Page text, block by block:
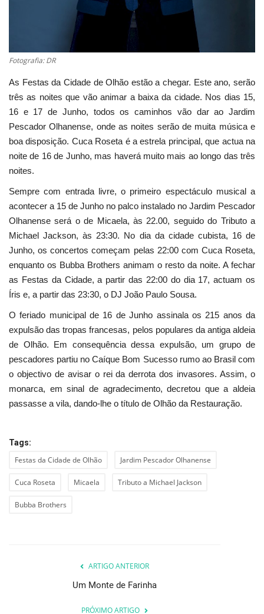
Fotografia: DR
As Festas da Cidade de Olhão estão a chegar. Este ano, serão
três as noites que vão animar a baixa da cidade. Nos dias 15,
16 e 17 de Junho, todos os caminhos vão dar ao Jardim
Pescador Olhanense, onde as noites serão de muita música e
boa disposição. Cuca Roseta é a estrela principal, que actua na
noite de 16 de Junho, mas haverá muito mais ao longo das três
noites.
Sempre com entrada livre, o primeiro espectáculo musical a
acontecer a 15 de Junho no palco instalado no Jardim Pescador
Olhanense será o de Micaela, às 22.00, seguido do Tributo a
Michael Jackson, às 23:30. No dia da cidade cubista, 16 de
Junho, os concertos começam pelas 22:00 com Cuca Roseta,
enquanto os Bubba Brothers animam o resto da noite. A fechar
as Festas da Cidade, a partir das 22:00 do dia 17, actuam os
Íris e, a partir das 23:30, o DJ João Paulo Sousa.
O feriado municipal de 16 de Junho assinala os 215 anos da
expulsão das tropas francesas, pelos populares da antiga aldeia
de Olhão. Em consequência dessa expulsão, um grupo de
pescadores partiu no Caíque Bom Sucesso rumo ao Brasil com
o objectivo de avisar o rei da derrota dos invasores. Assim, o
monarca, em sinal de agradecimento, decretou que a aldeia
passasse a vila, dando-lhe o título de Olhão da Restauração.
Tags:
Festas da Cidade de Olhão Jardim Pescador Olhanense
Cuca Roseta Micaela Tributo a Michael Jackson
Bubba Brothers
ARTIGO ANTERIOR
Um Monte de Farinha
PRÓXIMO ARTIGO